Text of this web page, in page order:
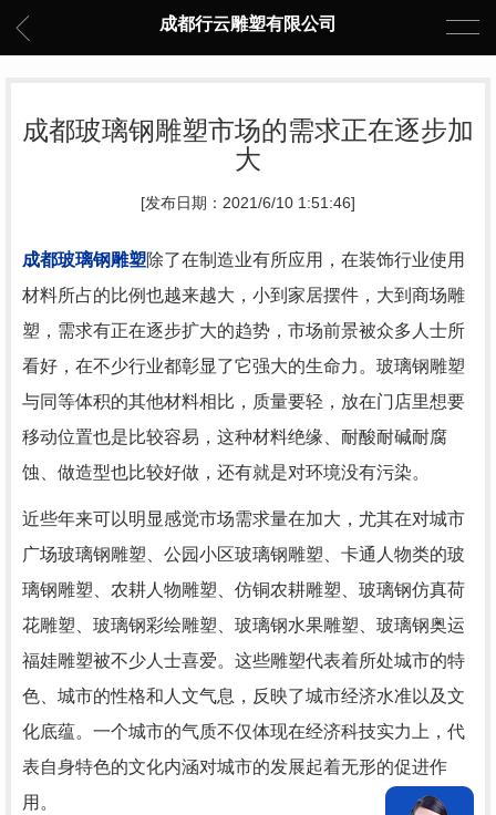
成都行云雕塑有限公司
成都玻璃钢雕塑市场的需求正在逐步加
大
[发布日期：2021/6/10 1:51:46]
成都玻璃钢雕塑除了在制造业有所应用，在装饰行业使用
材料所占的比例也越来越大，小到家居摆件，大到商场雕
塑，需求有正在逐步扩大的趋势，市场前景被众多人士所
看好，在不少行业都彰显了它强大的生命力。玻璃钢雕塑
与同等体积的其他材料相比，质量要轻，放在门店里想要
移动位置也是比较容易，这种材料绝缘、耐酸耐碱耐腐
蚀、做造型也比较好做，还有就是对环境没有污染。
近些年来可以明显感觉市场需求量在加大，尤其在对城市
广场玻璃钢雕塑、公园小区玻璃钢雕塑、卡通人物类的玻
璃钢雕塑、农耕人物雕塑、仿铜农耕雕塑、玻璃钢仿真荷
花雕塑、玻璃钢彩绘雕塑、玻璃钢水果雕塑、玻璃钢奥运
福娃雕塑被不少人士喜爱。这些雕塑代表着所处城市的特
色、城市的性格和人文气息，反映了城市经济水准以及文
化底蕴。一个城市的气质不仅体现在经济科技实力上，代
表自身特色的文化内涵对城市的发展起着无形的促进作
用。